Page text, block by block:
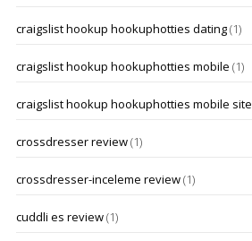
craigslist hookup hookuphotties dating(1)
craigslist hookup hookuphotties mobile (1)
craigslist hookup hookuphotties mobile site
crossdresser review(1)
crossdresser-inceleme review(1)
cuddli es review(1)